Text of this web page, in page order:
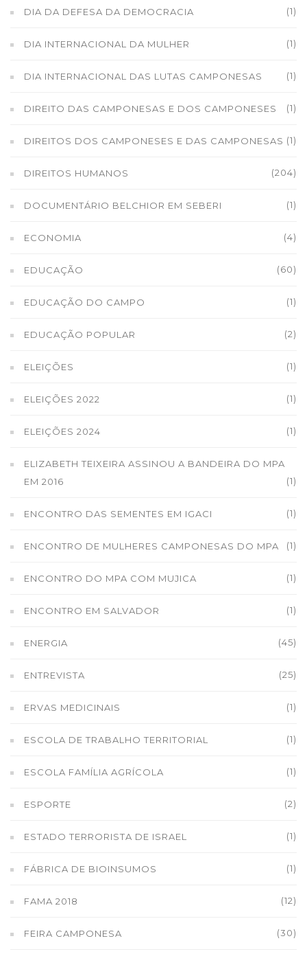
DIA DA DEFESA DA DEMOCRACIA (1)
DIA INTERNACIONAL DA MULHER (1)
DIA INTERNACIONAL DAS LUTAS CAMPONESAS (1)
DIREITO DAS CAMPONESAS E DOS CAMPONESES (1)
DIREITOS DOS CAMPONESES E DAS CAMPONESAS (1)
DIREITOS HUMANOS (204)
DOCUMENTÁRIO BELCHIOR EM SEBERI (1)
ECONOMIA (4)
EDUCAÇÃO (60)
EDUCAÇÃO DO CAMPO (1)
EDUCAÇÃO POPULAR (2)
ELEIÇÕES (1)
ELEIÇÕES 2022 (1)
ELEIÇÕES 2024 (1)
ELIZABETH TEIXEIRA ASSINOU A BANDEIRA DO MPA
EM 2016
(1)
ENCONTRO DAS SEMENTES EM IGACI (1)
ENCONTRO DE MULHERES CAMPONESAS DO MPA (1)
ENCONTRO DO MPA COM MUJICA (1)
ENCONTRO EM SALVADOR (1)
ENERGIA (45)
ENTREVISTA (25)
ERVAS MEDICINAIS (1)
ESCOLA DE TRABALHO TERRITORIAL (1)
ESCOLA FAMÍLIA AGRÍCOLA (1)
ESPORTE (2)
ESTADO TERRORISTA DE ISRAEL (1)
FÁBRICA DE BIOINSUMOS (1)
FAMA 2018 (12)
FEIRA CAMPONESA (30)